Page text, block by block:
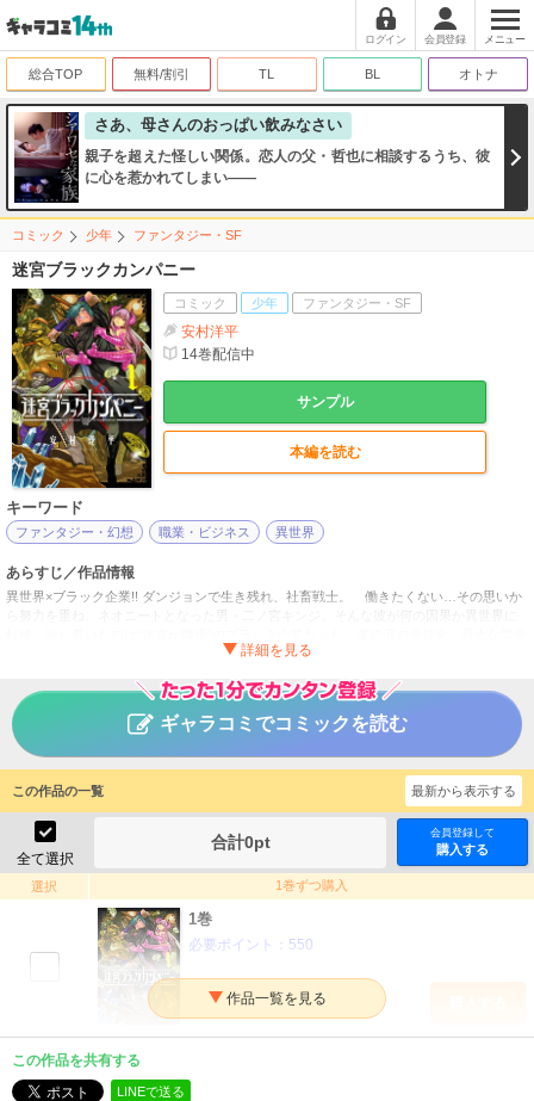
ログイン 会員登録 メニュー
総合TOP 無料/割引 TL BL オトナ
さあ、母さんのおっぱい飲みなさい
親子を超えた怪しい関係。恋人の父・哲也に相談するうち、彼
に心を惹かれてしまい――
コミック 少年 ファンタジー・SF
迷宮ブラックカンパニー
コミック 少年 ファンタジー・SF
安村洋平
14巻配信中
サンプル
本編を読む
キーワード
ファンタジー・幻想 職業・ビジネス 異世界
あらすじ／作品情報
異世界×ブラック企業!! ダンジョンで生き残れ、社畜戦士。 働きたくない…その思いか
時間、悲惨な労働環境――生き残る為に死ぬほど働く、社畜的ダンジョンファンタジ
迷宮ブラックカンパニー
ジャンル
掲載誌 月刊コミックブレイド
出版社 マッグガーデン
ギャラコミでコミックを読む
この作品の一覧
全て選択
合計0pt 会員登録して
購入する
選択 1巻ずつ購入
最新から表示する
1巻
必要ポイント： 550
必要ポイント：
この作品を共有する
LINEで送る